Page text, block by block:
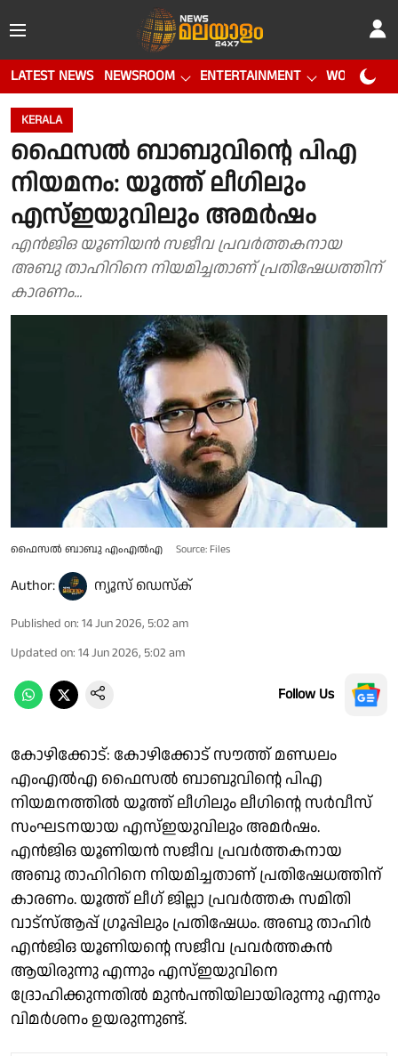
LATEST NEWS NEWSROOM ENTERTAINMENT WORLD CUP
KERALA
ഫൈസൽ ബാബുവിന്റെ പിഎ
നിയമനം: യൂത്ത് ലീഗിലും
എസ്ഇയുവിലും അമർഷം
എൻജിഒ യൂണിയൻ സജീവ പ്രവർത്തകനായ
അബു താഹിറിനെ നിയമിച്ചതാണ് പ്രതിഷേധത്തിന്
കാരണം...
ഫൈസൽ ബാബു എംഎൽഎ Source: Files
Author: ന്യൂസ് ഡെസ്ക്
Published on: 14 Jun 2026, 5:02 am
Updated on: 14 Jun 2026, 5:02 am
Follow Us
കോഴിക്കോട്: കോഴിക്കോട് സൗത്ത് മണ്ഡലം
എംഎൽഎ ഫൈസൽ ബാബുവിന്റെ പിഎ
നിയമനത്തിൽ യൂത്ത് ലീഗിലും ലീഗിന്റെ സർവീസ്
സംഘടനയായ എസ്ഇയുവിലും അമർഷം.
എൻജിഒ യൂണിയൻ സജീവ പ്രവർത്തകനായ
അബു താഹിറിനെ നിയമിച്ചതാണ് പ്രതിഷേധത്തിന്
കാരണം. യൂത്ത് ലീഗ് ജില്ലാ പ്രവർത്തക സമിതി
വാട്സ്ആപ്പ് ഗ്രൂപ്പിലും പ്രതിഷേധം. അബു താഹിർ
എൻജിഒ യൂണിയന്റെ സജീവ പ്രവർത്തകൻ
ആയിരുന്നു എന്നും എസ്ഇയുവിനെ
ദ്രോഹിക്കുന്നതിൽ മുൻപന്തിയിലായിരുന്നു എന്നും
വിമർശനം ഉയരുന്നുണ്ട്.